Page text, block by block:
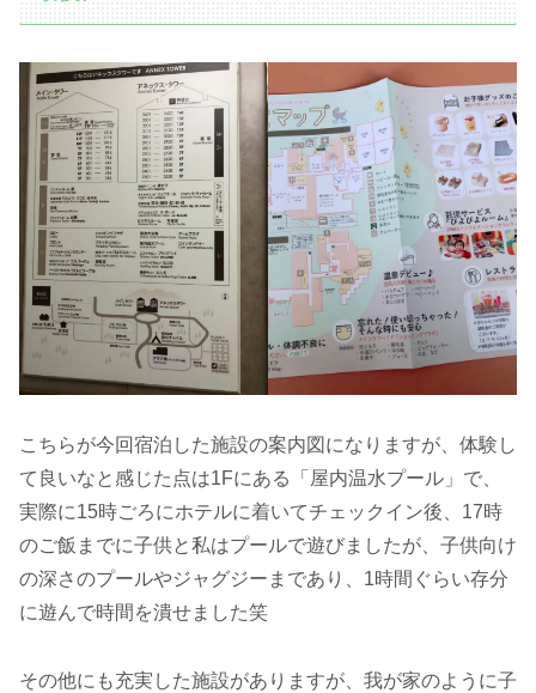
こちらが今回宿泊した施設の案内図になりますが、体験し
て良いなと感じた点は1Fにある「屋内温水プール」で、
実際に15時ごろにホテルに着いてチェックイン後、17時
のご飯までに子供と私はプールで遊びましたが、子供向け
の深さのプールやジャグジーまであり、1時間ぐらい存分
に遊んで時間を潰せました笑
その他にも充実した施設がありますが、我が家のように子